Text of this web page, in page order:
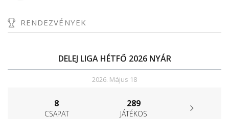
RENDEZVÉNYEK
DELEJ LIGA HÉTFŐ 2026 NYÁR
2026. Május 18
8
CSAPAT
289
JÁTÉKOS